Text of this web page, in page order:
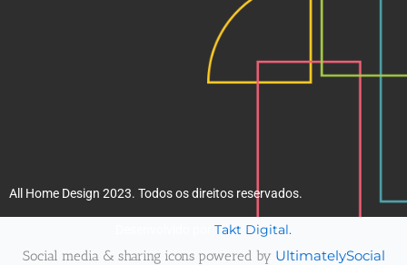
All Home Design 2023. Todos os direitos reservados.
Takt Digital.
Social media & sharing icons powered by UltimatelySocial